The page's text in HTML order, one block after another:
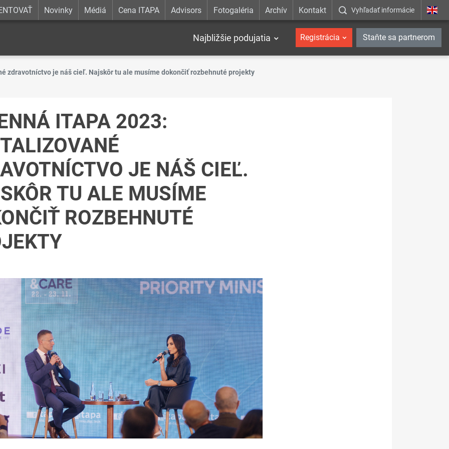
Novinky Médiá Cena ITAPA Advisors Fotogaléria Archív Kontakt Vyhľadať informácie
Najbližšie podujatia Registrácia Staňte sa partnerom
zdravotníctvo je náš cieľ. Najskôr tu ale musíme dokončiť rozbehnuté projekty
ITAPA 2023:
JE NÁŠ CIEĽ.
TU ALE MUSÍME
ROZBEHNUTÉ